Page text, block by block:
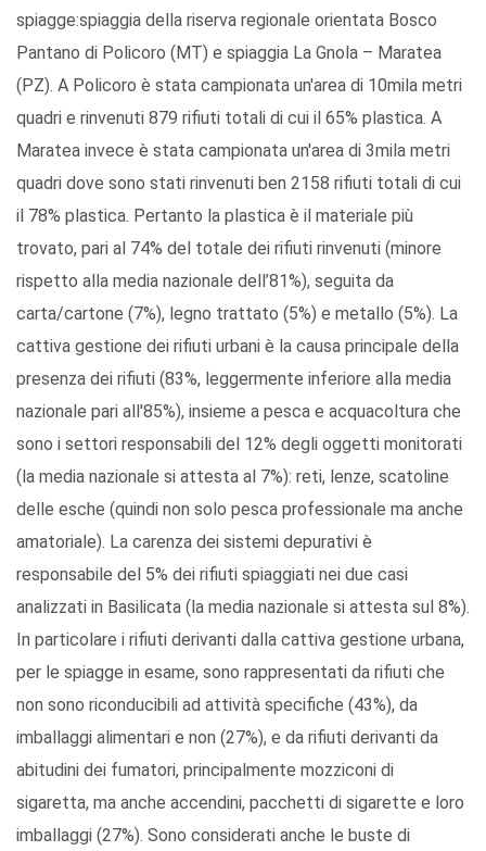
spiagge:spiaggia della riserva regionale orientata Bosco
Pantano di Policoro (MT) e spiaggia La Gnola – Maratea
(PZ). A Policoro è stata campionata un'area di 10mila metri
quadri e rinvenuti 879 rifiuti totali di cui il 65% plastica. A
Maratea invece è stata campionata un'area di 3mila metri
quadri dove sono stati rinvenuti ben 2158 rifiuti totali di cui
il 78% plastica. Pertanto la plastica è il materiale più
trovato, pari al 74% del totale dei rifiuti rinvenuti (minore
rispetto alla media nazionale dell’81%), seguita da
carta/cartone (7%), legno trattato (5%) e metallo (5%). La
cattiva gestione dei rifiuti urbani è la causa principale della
presenza dei rifiuti (83%, leggermente inferiore alla media
nazionale pari all'85%), insieme a pesca e acquacoltura che
sono i settori responsabili del 12% degli oggetti monitorati
(la media nazionale si attesta al 7%): reti, lenze, scatoline
delle esche (quindi non solo pesca professionale ma anche
amatoriale). La carenza dei sistemi depurativi è
responsabile del 5% dei rifiuti spiaggiati nei due casi
analizzati in Basilicata (la media nazionale si attesta sul 8%).
In particolare i rifiuti derivanti dalla cattiva gestione urbana,
per le spiagge in esame, sono rappresentati da rifiuti che
non sono riconducibili ad attività specifiche (43%), da
imballaggi alimentari e non (27%), e da rifiuti derivanti da
abitudini dei fumatori, principalmente mozziconi di
sigaretta, ma anche accendini, pacchetti di sigarette e loro
imballaggi (27%). Sono considerati anche le buste di